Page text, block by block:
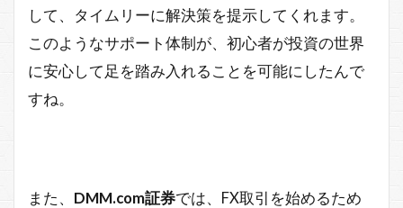
して、タイムリーに解決策を提示してくれます。
このようなサポート体制が、初心者が投資の世界
に安心して足を踏み入れることを可能にしたんで
すね。
また、 DMM.com証券では、FX取引を始めるため